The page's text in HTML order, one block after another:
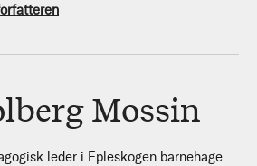
Mossin
leder i Epleskogen barnehage